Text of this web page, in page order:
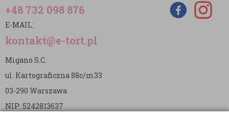
+48 732 098 876
E-MAIL:
kontakt@e-tort.pl
Migano S.C.
ul. Kartograficzna 88c/m33
03-290 Warszawa
NIP: 5242813637